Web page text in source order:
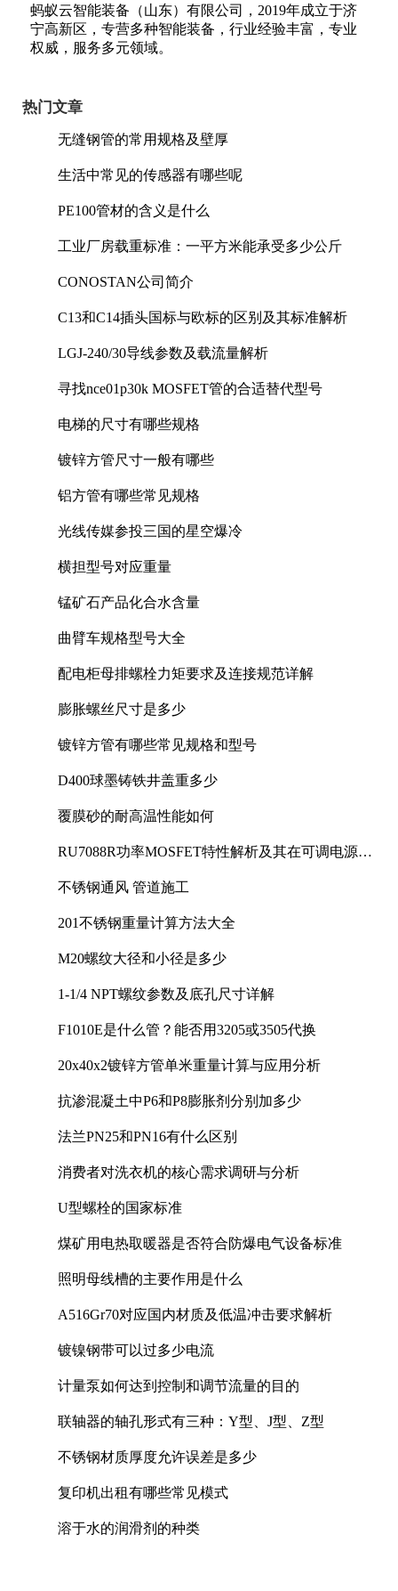
蚂蚁云智能装备（山东）有限公司，2019年成立于济
宁高新区，专营多种智能装备，行业经验丰富，专业
权威，服务多元领域。
热门文章
无缝钢管的常用规格及壁厚
生活中常见的传感器有哪些呢
PE100管材的含义是什么
工业厂房载重标准：一平方米能承受多少公斤
CONOSTAN公司简介
C13和C14插头国标与欧标的区别及其标准解析
LGJ-240/30导线参数及载流量解析
寻找nce01p30k MOSFET管的合适替代型号
电梯的尺寸有哪些规格
镀锌方管尺寸一般有哪些
铝方管有哪些常见规格
光线传媒参投三国的星空爆冷
横担型号对应重量
锰矿石产品化合水含量
曲臂车规格型号大全
配电柜母排螺栓力矩要求及连接规范详解
膨胀螺丝尺寸是多少
镀锌方管有哪些常见规格和型号
D400球墨铸铁井盖重多少
覆膜砂的耐高温性能如何
RU7088R功率MOSFET特性解析及其在可调电源设
不锈钢通风 管道施工
201不锈钢重量计算方法大全
M20螺纹大径和小径是多少
1-1/4 NPT螺纹参数及底孔尺寸详解
F1010E是什么管？能否用3205或3505代换
20x40x2镀锌方管单米重量计算与应用分析
抗渗混凝土中P6和P8膨胀剂分别加多少
法兰PN25和PN16有什么区别
消费者对洗衣机的核心需求调研与分析
U型螺栓的国家标准
煤矿用电热取暖器是否符合防爆电气设备标准
照明母线槽的主要作用是什么
A516Gr70对应国内材质及低温冲击要求解析
镀镍钢带可以过多少电流
计量泵如何达到控制和调节流量的目的
联轴器的轴孔形式有三种：Y型、J型、Z型
不锈钢材质厚度允许误差是多少
复印机出租有哪些常见模式
溶于水的润滑剂的种类